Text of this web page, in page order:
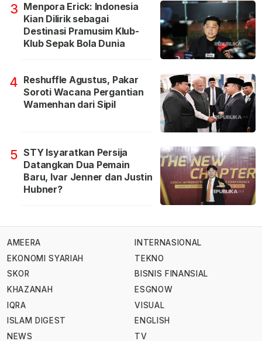
3 Menpora Erick: Indonesia
Kian Dilirik sebagai
Destinasi Pramusim Klub-
Klub Sepak Bola Dunia
4 Reshuffle Agustus, Pakar
Soroti Wacana Pergantian
Wamenhan dari Sipil
5 STY Isyaratkan Persija
Datangkan Dua Pemain
Baru, Ivar Jenner dan Justin
Hubner?
AMEERA
EKONOMI SYARIAH
SKOR
KHAZANAH
IQRA
ISLAM DIGEST
NEWS
INTERNASIONAL
TEKNO
BISNIS FINANSIAL
ESGNOW
VISUAL
ENGLISH
TV